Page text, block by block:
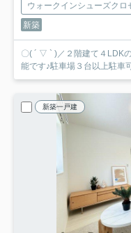
ウォークインシューズクロ
新築
〇( ´ ▽ ` )／２階建て４LDK
能です♪駐車場３台以上駐車
新築一戸建